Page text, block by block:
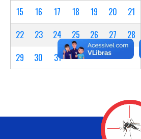
15
16 17 18 19 20
21
22
23 24 25 26 27
28
29
30 31